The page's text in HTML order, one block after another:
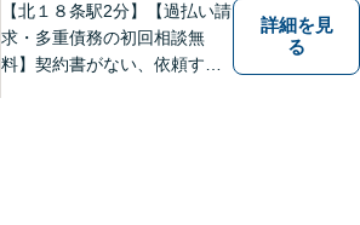
【北１８条駅2分】【過払い請
求・多重債務の初回相談無
料】契約書がない、依頼する
詳細を見
る